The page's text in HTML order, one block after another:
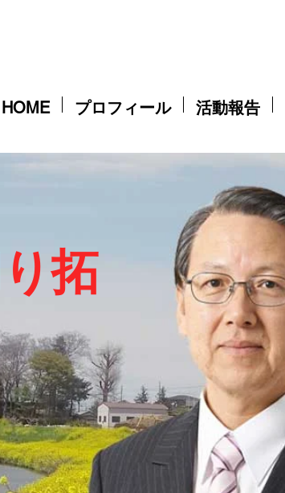
HOME プロフィール 活動報告
拓